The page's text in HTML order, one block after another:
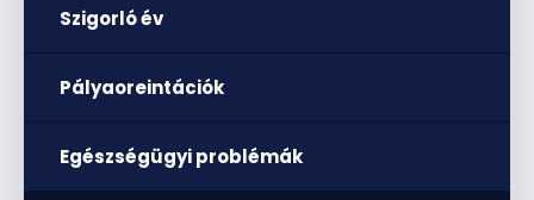
Szigorló év
Pályaoreintációk
Egészségügyi problémák